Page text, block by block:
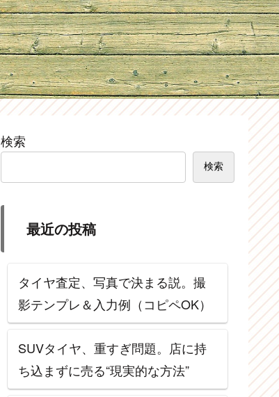
検索
検索
最近の投稿
タイヤ査定、写真で決まる説。撮
影テンプレ＆入力例（コピペOK）
SUVタイヤ、重すぎ問題。店に持
ち込まずに売る“現実的な方法”